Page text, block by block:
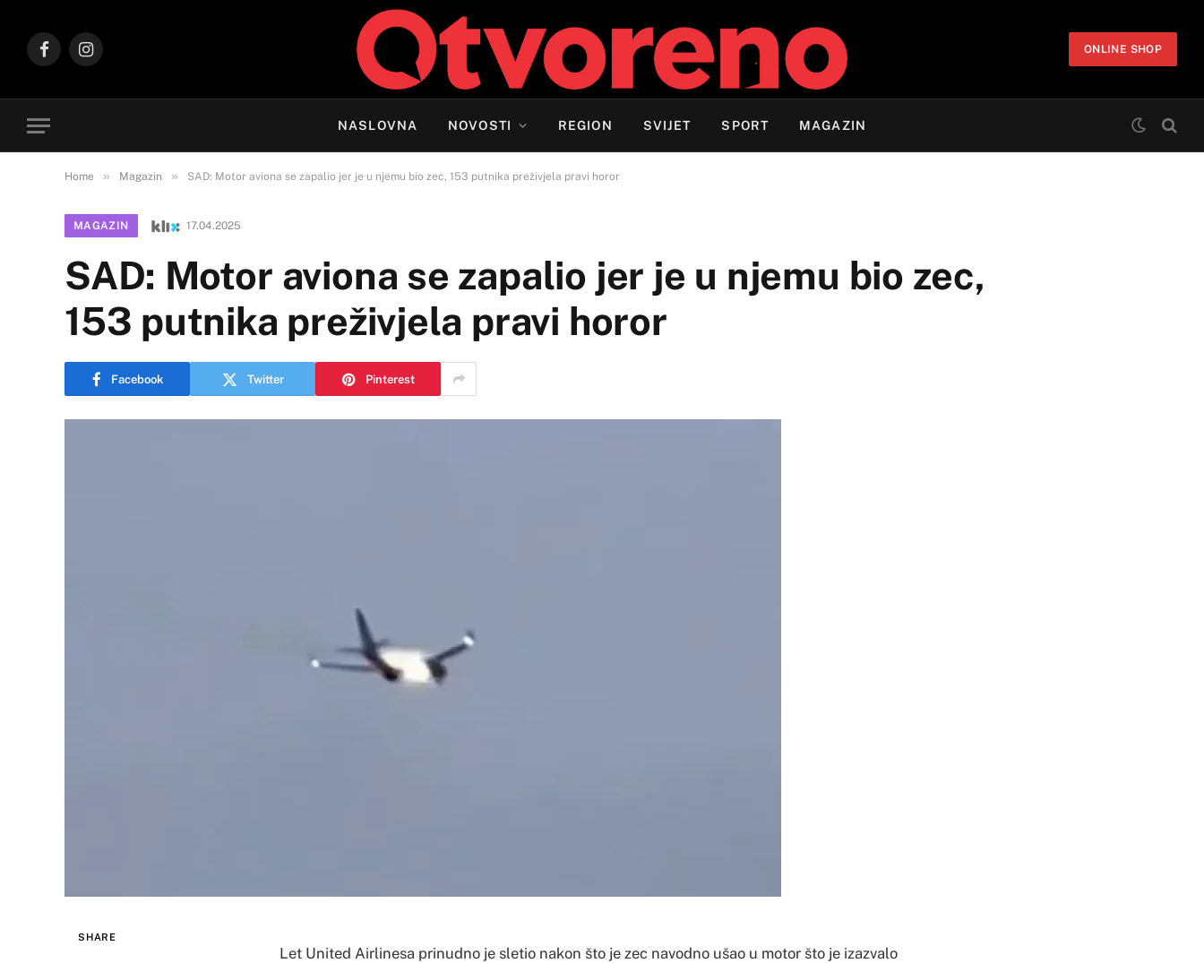
FacebookInstagram
ONLINE SHOP
NASLOVNA NOVOSTI REGION SVIJET SPORT MAGAZIN
Home » Magazin » SAD: Motor aviona se zapalio jer je u njemu bio zec, 153 putnika preživjela pravi horor
MAGAZIN 17.04.2025
SAD: Motor aviona se zapalio jer je u njemu bio zec,
153 putnika preživjela pravi horor
Facebook Twitter Pinterest
SHARE
Let United Airlinesa prinudno je sletio nakon što je zec navodno ušao u motor što je izazvalo